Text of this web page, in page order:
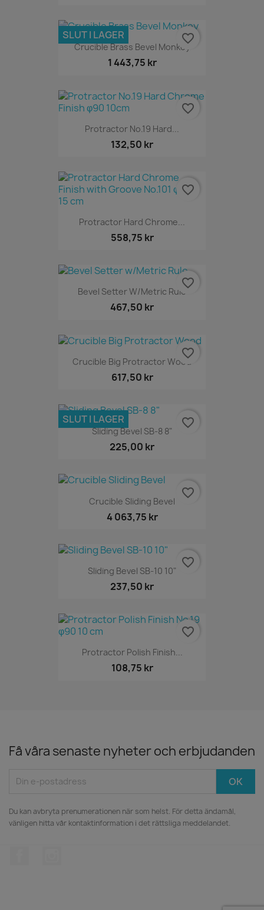
Crucible Brass Bevel Monkey
1 443,75 kr
SLUT I LAGER favorite_border
Protractor No.19 Hard...
132,50 kr
favorite_border
Protractor Hard Chrome...
558,75 kr
favorite_border
Bevel Setter W/Metric Rule
467,50 kr
favorite_border
Crucible Big Protractor Wood
617,50 kr
favorite_border
Sliding Bevel SB-8 8"
225,00 kr
SLUT I LAGER favorite_border
Crucible Sliding Bevel
4 063,75 kr
favorite_border
Sliding Bevel SB-10 10"
237,50 kr
favorite_border
Protractor Polish Finish...
108,75 kr
favorite_border
Få våra senaste nyheter och erbjudanden
Du kan avbryta prenumerationen när som helst. För detta ändamål,
vänligen hitta vår kontaktinformation i det rättsliga meddelandet.